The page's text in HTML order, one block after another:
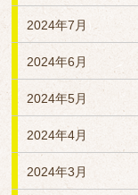
2024年7月
2024年6月
2024年5月
2024年4月
2024年3月